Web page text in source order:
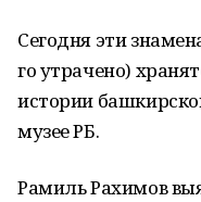
Сегодня эти
го утрачено)
истории
музее РБ.
Рамиль Рахимов